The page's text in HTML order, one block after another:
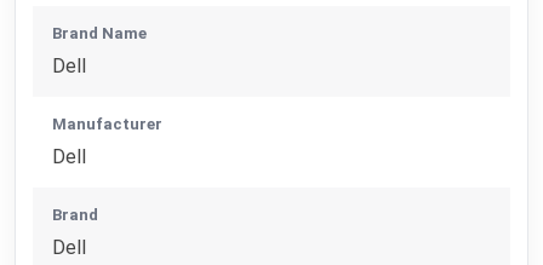
Brand Name
Dell
Manufacturer
Dell
Brand
Dell